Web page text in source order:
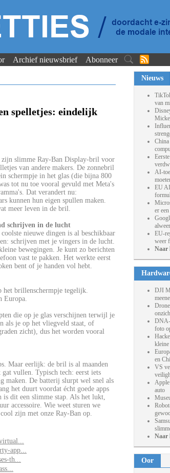
Archief nieuwsbrief Abonneer
spelletjes: eindelijk
zijn slimme Ray-Ban Display-bril voor
van andere makers. De zonnebril
schermpje in het glas (die bijna 800
tot nu toe vooral gevuld met Meta's
Dat verandert nu:
kunnen hun eigen spullen maken.
meer leven in de bril.
schrijven in de lucht
nieuwe dingen is al beschikbaar
schrijven met je vingers in de lucht.
bewegingen. Je kunt zo berichten
vast te pakken. Het werkte eerst
bent of je handen vol hebt.
het brillenschermpje tegelijk.
Europa.
die op je glas verschijnen terwijl je
als je op het vliegveld staat, of
zicht), dus het worden vooral
Maar eerlijk: de bril is al maanden
vullen. Typisch tech: eerst iets
maken. De batterij slurpt wel snel als
het duurt voordat écht goede apps
is dit een slimme stap. Als het lukt,
accessoire. Wie weet sturen we
zijn met onze Ray-Ban op.
app...
th...
Nieuws
van
China
AI-
EU
er
EU-
weer
Naar
DJI
DNA-
foto
en
VS
Apple
auto
Naar
Oor